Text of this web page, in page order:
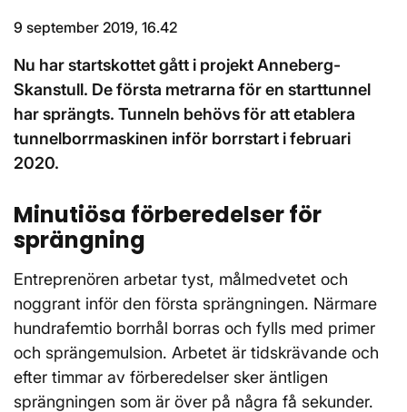
9 september 2019, 16.42
Nu har startskottet gått i projekt Anneberg-
Skanstull. De första metrarna för en starttunnel
har sprängts. Tunneln behövs för att etablera
tunnelborrmaskinen inför borrstart i februari
2020.
Minutiösa förberedelser för
sprängning
Entreprenören arbetar tyst, målmedvetet och
noggrant inför den första sprängningen. Närmare
hundrafemtio borrhål borras och fylls med primer
och sprängemulsion. Arbetet är tidskrävande och
efter timmar av förberedelser sker äntligen
sprängningen som är över på några få sekunder.